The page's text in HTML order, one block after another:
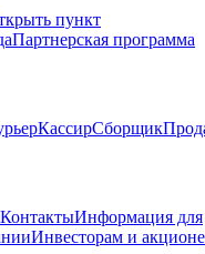
пункт
Партнерская программа
КассирСборщик
КонтактыИнформация для
Инвесторам и